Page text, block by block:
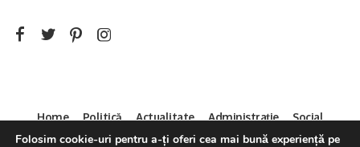
Home Politică Actualitate Administrație
Social
Sport
Mica Publicitate Servicii Contact
Folosim cookie-uri pentru a-ți oferi cea mai bună experiență pe